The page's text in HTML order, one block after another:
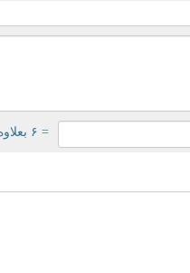
= ۶ بعلاوه ۱